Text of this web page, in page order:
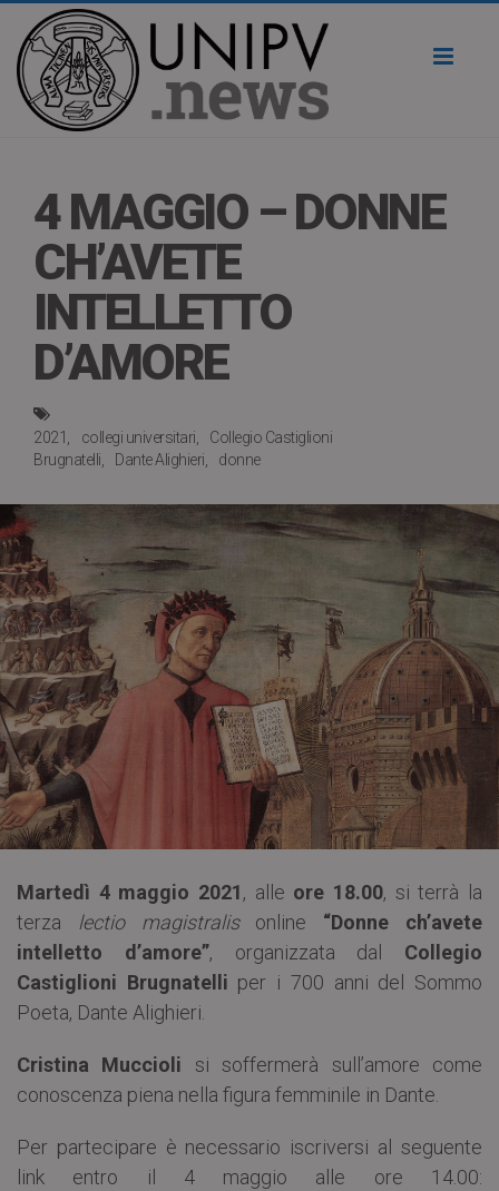
4 MAGGIO – DONNE
CH’AVETE
INTELLETTO
D’AMORE
2021 collegi universitari
Collegio Castiglioni
Brugnatelli
Dante Alighieri donne
Martedì 4 maggio 2021, alle ore 18.00, si terrà la
terza lectio magistralisonline “Donne ch’avete
intelletto d’amore”, organizzata dal Collegio
Castiglioni Brugnatelli per i 700 anni del Sommo
Poeta, Dante Alighieri.
Cristina Muccioli si soffermerà sull’amore come
conoscenza piena nella figura femminile in Dante.
Per partecipare è necessario iscriversi al seguente
link entro il 4 maggio alle ore 14.00: